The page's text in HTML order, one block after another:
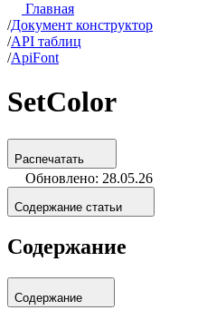
Главная
/Документ конструктор
/API таблиц
/ApiFont
SetColor
Распечатать
Обновлено: 28.05.26
Содержание статьи
Содержание
Содержание